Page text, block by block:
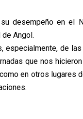
desempeño en el
Angol.
de
que nos
en otros lugares